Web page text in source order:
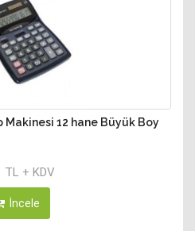
Makinesi 12 hane Büyük Boy
TL + KDV
İncele